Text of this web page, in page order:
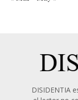
DISIDENTIA